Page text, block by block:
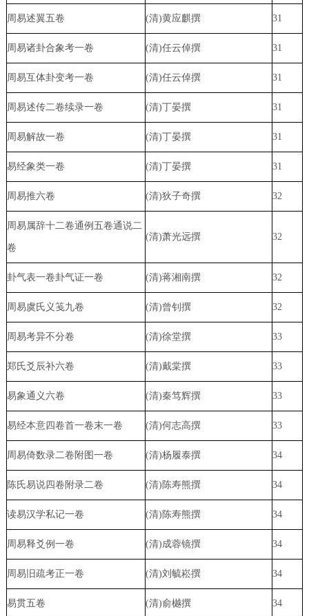
周易述翼五卷 (清)黄应麒撰 31
周易诸卦合象考一卷 (清)任云倬撰 31
周易互体卦变考一卷 (清)任云倬撰 31
周易述传二卷续录一卷 (清)丁晏撰 31
周易解故一卷 (清)丁晏撰 31
易经象类一卷 (清)丁晏撰 31
周易推六卷 (清)狄子奇撰 32
周易属辞十二卷通例五卷通说二
卷
(清)萧光远撰 32
卦气表一卷卦气证一卷 (清)蒋湘南撰 32
周易虞氏义笺九卷 (清)曾钊撰 32
周易考异不分卷 (清)徐堂撰 33
郑氏爻辰补六卷 (清)戴棠撰 33
易象通义六卷 (清)秦笃辉撰 33
易经本意四卷首一卷末一卷 (清)何志高撰 33
周易倚数录二卷附图一卷 (清)杨履泰撰 34
陈氏易说四卷附录二卷 (清)陈寿熊撰 34
读易汉学私记一卷 (清)陈寿熊撰 34
周易释爻例一卷 (清)成蓉镜撰 34
周易旧疏考正一卷 (清)刘毓崧撰 34
易贯五卷 (清)俞樾撰 34